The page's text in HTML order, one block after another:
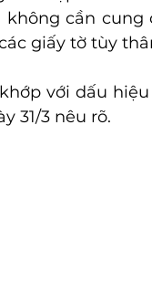
cần cung
giấy tờ tùy
với dấu
31/3 nêu rõ.